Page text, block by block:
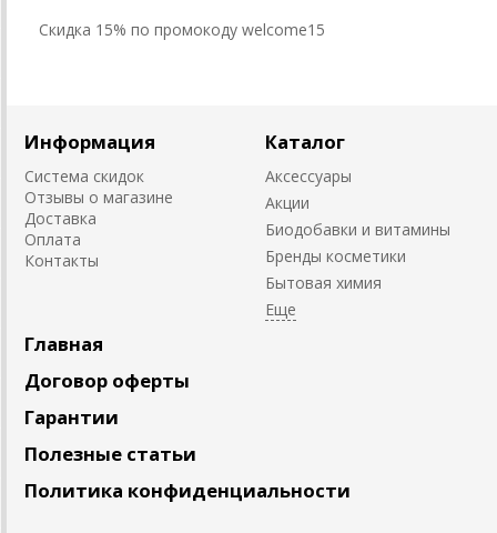
Cкидка 15% по промокоду welcome15
Информация
Система скидок
Отзывы о магазине
Доставка
Оплата
Контакты
Каталог
Аксессуары
Акции
Биодобавки и витамины
Бренды косметики
Бытовая химия
Главная
Договор оферты
Гарантии
Полезные статьи
Политика конфиденциальности